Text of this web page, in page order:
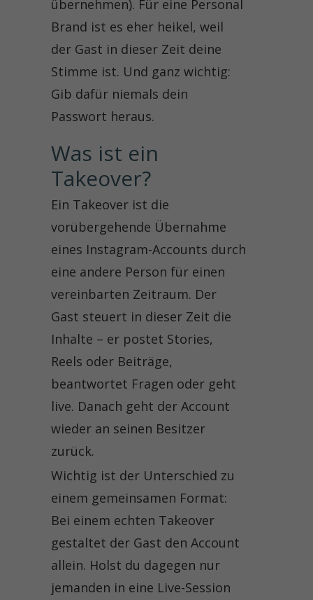
übernehmen). Für eine Personal
Brand ist es eher heikel, weil
der Gast in dieser Zeit deine
Stimme ist. Und ganz wichtig:
Gib dafür niemals dein
Passwort heraus.
Was ist ein
Takeover?
Ein Takeover ist die
vorübergehende Übernahme
eines Instagram-Accounts durch
eine andere Person für einen
vereinbarten Zeitraum. Der
Gast steuert in dieser Zeit die
Inhalte – er postet Stories,
Reels oder Beiträge,
beantwortet Fragen oder geht
live. Danach geht der Account
wieder an seinen Besitzer
zurück.
Wichtig ist der Unterschied zu
einem gemeinsamen Format:
Bei einem echten Takeover
gestaltet der Gast den Account
allein. Holst du dagegen nur
jemanden in eine Live-Session